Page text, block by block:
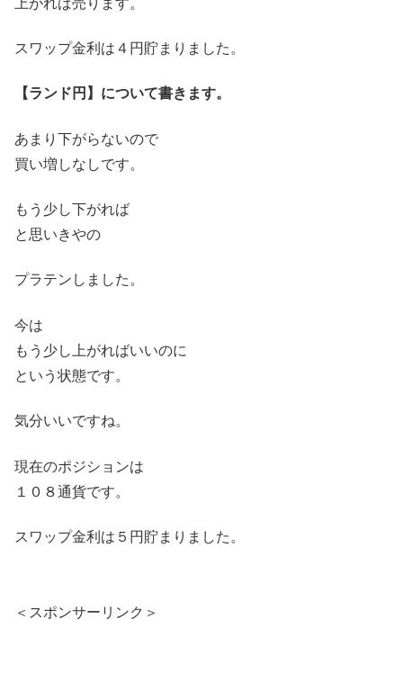
スワップ金利は４円貯まりました。
【ランド円】について書きます。
あまり下がらないので
買い増しなしです。
もう少し下がれば
と思いきやの
プラテンしました。
今は
もう少し上がればいいのに
という状態です。
気分いいですね。
現在のポジションは
１０８通貨です。
スワップ金利は５円貯まりました。
＜スポンサーリンク＞